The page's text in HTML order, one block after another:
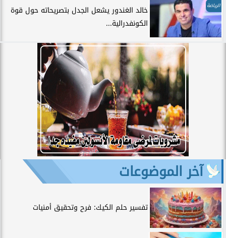
الرياضة
خالد الغندور يشعل الجدل بتصريحاته حول قوة
الكونفدرالية...
آخر الموضوعات
تفسير حلم الكيك: فرح وتحقيق أمنيات